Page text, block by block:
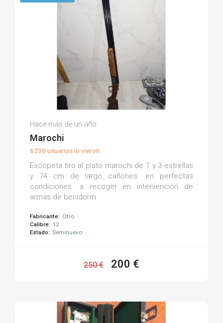
Mariano G.
Hace más de un año
Marochi
6230 usuarios lo vieron
Escopeta tiro al plato marochi de 1 y 3 estrellas
y 74 cm de largo cañones. en perfectas
condiciones. a recoger en intervención de
armas de benidorm
Fabricante: Otro
Calibre: 12
Estado: Seminuevo
250 € 200 €